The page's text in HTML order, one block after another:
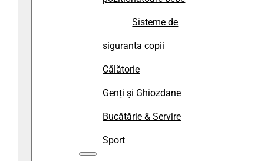
Sisteme de
siguranta copii
Călătorie
Genți și Ghiozdane
Bucătărie & Servire
Sport